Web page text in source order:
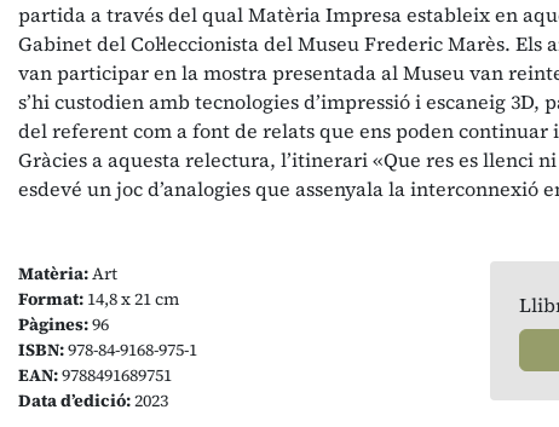
partida a través del qual Matèria Impresa estableix en
Gabinet del Col·leccionista del Museu Frederic Marès. Els
van participar en la mostra presentada al Museu van
s’hi custodien amb tecnologies d’impressió i escaneig
del referent com a font de relats que ens poden continuar
Gràcies a aquesta relectura, l’itinerari «Que res es llenci
esdevé un joc d’analogies que assenyala la interconnexió
Matèria:Art
Format: 14,8 x 21 cm
Pàgines:96
ISBN:978-84-9168-975-1
EAN:9788491689751
Data d’edició:2023